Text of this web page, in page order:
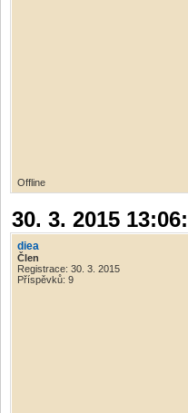
Offline
30. 3. 2015
diea
Člen
Registrace: 30. 3. 2015
Příspěvků: 9